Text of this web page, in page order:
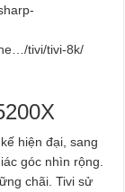
tivi/tivi-8k/
hiện đại, sang
góc nhìn rộng.
chãi. Tivi sử